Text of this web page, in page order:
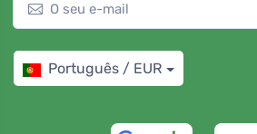
Português / EUR